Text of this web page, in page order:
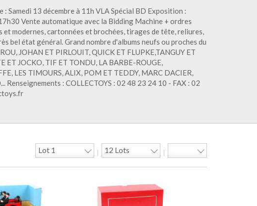
Samedi 13 décembre à 11h VLA Spécial BD Exposition :
Vente automatique avec la Bidding Machine + ordres
modernes, cartonnées et brochées, tirages de tête, reliures,
bel état général. Grand nombre d'albums neufs ou proches du
JOHAN ET PIRLOUIT, QUICK ET FLUPKE,TANGUY ET
ET JOCKO, TIF ET TONDU, LA BARBE-ROUGE,
LES TIMOURS, ALIX, POM ET TEDDY, MARC DACIER,
Renseignements : COLLECTOYS : 02 48 23 24 10 - FAX : 02